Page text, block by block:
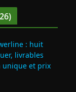
: huit
livrables
unique et prix